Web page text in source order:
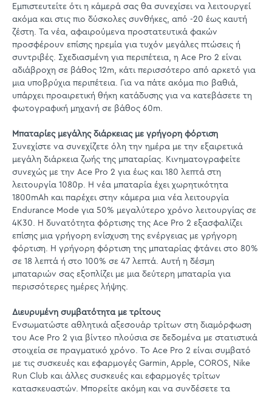
Εμπιστευτείτε ότι η κάμερά σας θα συνεχίσει να λειτουργεί
ακόμα και στις πιο δύσκολες συνθήκες, από -20 έως καυτή
ζέστη. Τα νέα, αφαιρούμενα προστατευτικά φακών
προσφέρουν επίσης ηρεμία για τυχόν μεγάλες πτώσεις ή
συντριβές. Σχεδιασμένη για περιπέτεια, η Ace Pro 2 είναι
αδιάβροχη σε βάθος 12m, κάτι περισσότερο από αρκετό για
μια υποβρύχια περιπέτεια. Για να πάτε ακόμα πιο βαθιά,
υπάρχει προαιρετική θήκη κατάδυσης για να κατεβάσετε τη
φωτογραφική μηχανή σε βάθος 60m.
Μπαταρίες μεγάλης διάρκειας με γρήγορη φόρτιση
Συνεχίστε να συνεχίζετε όλη την ημέρα με την εξαιρετικά
μεγάλη διάρκεια ζωής της μπαταρίας. Κινηματογραφείτε
συνεχώς με την Ace Pro 2 για έως και 180 λεπτά στη
λειτουργία 1080p. Η νέα μπαταρία έχει χωρητικότητα
1800mAh και παρέχει στην κάμερα μια νέα λειτουργία
Endurance Mode για 50% μεγαλύτερο χρόνο λειτουργίας σε
4K30. Η δυνατότητα φόρτισης της Ace Pro 2 εξασφαλίζει
επίσης μια γρήγορη ενίσχυση της ενέργειας με γρήγορη
φόρτιση. Η γρήγορη φόρτιση της μπαταρίας φτάνει στο 80%
σε 18 λεπτά ή στο 100% σε 47 λεπτά. Αυτή η δέσμη
μπαταριών σας εξοπλίζει με μια δεύτερη μπαταρία για
περισσότερες ημέρες λήψης.
Διευρυμένη συμβατότητα με τρίτους
Ενσωματώστε αθλητικά αξεσουάρ τρίτων στη διαμόρφωση
του Ace Pro 2 για βίντεο πλούσια σε δεδομένα με στατιστικά
στοιχεία σε πραγματικό χρόνο. Το Ace Pro 2 είναι συμβατό
με τις συσκευές και εφαρμογές Garmin, Apple, COROS, Nike
Run Club και άλλες συσκευές και εφαρμογές τρίτων
κατασκευαστών. Μπορείτε ακόμη και να συνδέσετε τα